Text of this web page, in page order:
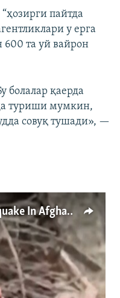
пайтда
у ерга
600 та уй вайрон
болалар қаерда
туриши мумкин,
совуқ тушади», —
Hundreds Killed By Earthquake In Afghanistan